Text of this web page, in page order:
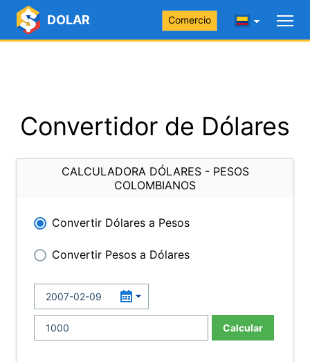
DOLAR Comercio
Convertidor de Dólares
CALCULADORA DÓLARES - PESOS
COLOMBIANOS
Convertir Dólares a Pesos
Convertir Pesos a Dólares
Calcular